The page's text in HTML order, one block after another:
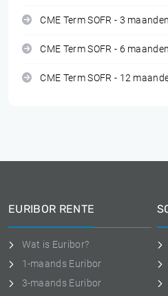
CME Term SOFR - 3 maanden
CME Term SOFR - 6 maanden
CME Term SOFR - 12
EURIBOR RENTE
Wat is Euribor?
1-maands Euribor
3-maands Euribor